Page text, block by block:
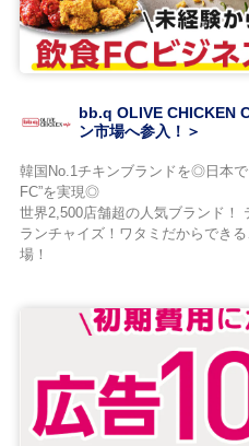
bb.q OLIVE CHICKEN
ン市場へ参入！＞
韓国No.1チキンブランドを◎日本
FC”を実現◎
世界2,500店舗超の人気ブランド！
ランチャイズ！ワタミだからでき
場！